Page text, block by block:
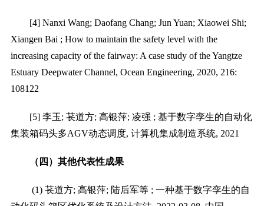
[4] Nanxi Wang; Daofang Chang; Jun Yuan; Xiaowei Shi;
Xiangen Bai ; How to maintain the safety level with the
increasing capacity of the fairway: A case study of the Yangtze
Estuary Deepwater Channel, Ocean Engineering, 2020, 216:
108122
[5] 李玉; 苌道方; 高银萍; 凌强 ; 基于数字孪生的自动化
集装箱码头多AGV动态调度, 计算机集成制造系统, 2021
（四） 其他代表性成果
(1) 苌道方; 高银萍; 陆后军等; 一种基于数字孪生的自